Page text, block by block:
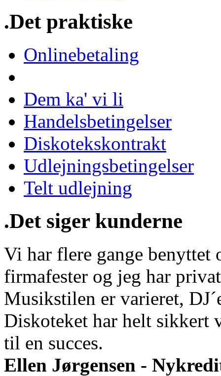
.Det praktiske
Onlinebetaling
Dem ka' vi li
Handelsbetingelser
Diskotekskontrakt
Udlejningsbetingelser
Telt udlejning
.Det siger kunderne
Vi har flere gange benyttet
firmafester og jeg har
Musikstilen er varieret,
Diskoteket har helt sikkert
til en succes.
Ellen Jørgensen -